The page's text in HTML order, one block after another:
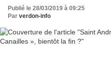
Publié le 28/03/2019 à 09:25
Par verdon-info